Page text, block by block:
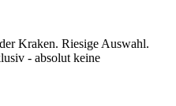
Kraken. Riesige Auswahl.
- absolut keine